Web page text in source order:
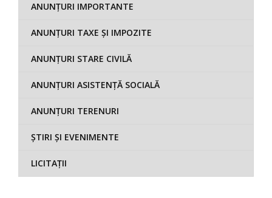
ANUNȚURI IMPORTANTE
ANUNȚURI TAXE ȘI IMPOZITE
ANUNȚURI STARE CIVILĂ
ANUNȚURI ASISTENȚĂ SOCIALĂ
ANUNȚURI TERENURI
ȘTIRI ȘI EVENIMENTE
LICITAȚII